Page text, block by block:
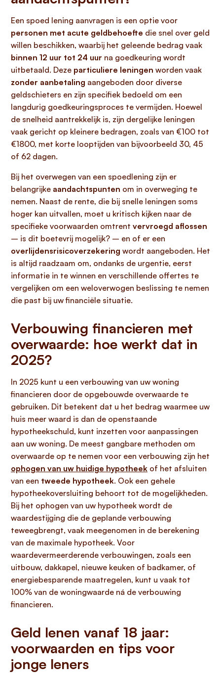
Een spoed lening aanvragen is een optie voor
personen met acute geldbehoefte die snel over geld
willen beschikken, waarbij het geleende bedrag vaak
binnen 12 uur tot 24 uur na goedkeuring wordt
uitbetaald. Deze particuliere leningen worden vaak
zonder aanbetaling aangeboden door diverse
geldschieters en zijn specifiek bedoeld om een
langdurig goedkeuringsproces te vermijden. Hoewel
de snelheid aantrekkelijk is, zijn dergelijke leningen
vaak gericht op kleinere bedragen, zoals van €100 tot
€1800, met korte looptijden van bijvoorbeeld 30, 45
of 62 dagen.
Bij het overwegen van een spoedlening zijn er
belangrijke aandachtspunten om in overweging te
nemen. Naast de rente, die bij snelle leningen soms
hoger kan uitvallen, moet u kritisch kijken naar de
specifieke voorwaarden omtrent vervroegd aflossen
– is dit boetevrij mogelijk? – en of er een
overlijdensrisicoverzekering wordt aangeboden. Het
is altijd raadzaam om, ondanks de urgentie, eerst
informatie in te winnen en verschillende offertes te
vergelijken om een weloverwogen beslissing te nemen
die past bij uw financiële situatie.
Verbouwing financieren met
overwaarde: hoe werkt dat in
2025?
In 2025 kunt u een verbouwing van uw woning
financieren door de opgebouwde overwaarde te
gebruiken. Dit betekent dat u het bedrag waarmee uw
huis meer waard is dan de openstaande
hypotheekschuld, kunt inzetten voor aanpassingen
aan uw woning. De meest gangbare methoden om
overwaarde op te nemen voor een verbouwing zijn het
ophogen van uw huidige hypotheek of het afsluiten
van een tweede hypotheek. Ook een gehele
hypotheekoversluiting behoort tot de mogelijkheden.
Bij het ophogen van uw hypotheek wordt de
waardestijging die de geplande verbouwing
teweegbrengt, vaak meegenomen in de berekening
van de maximale hypotheek. Voor
waardevermeerderende verbouwingen, zoals een
uitbouw, dakkapel, nieuwe keuken of badkamer, of
energiebesparende maatregelen, kunt u vaak tot
100% van de woningwaarde ná de verbouwing
financieren.
Geld lenen vanaf 18 jaar:
voorwaarden en tips voor
jonge leners